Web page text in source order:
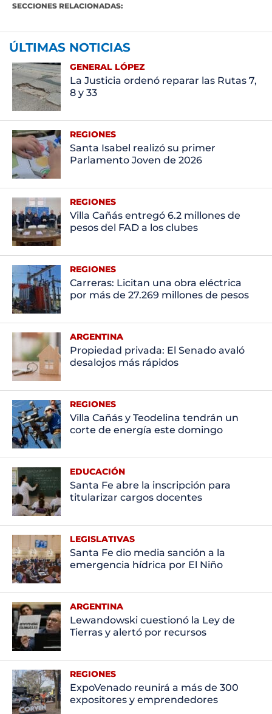
SECCIONES RELACIONADAS:
ÚLTIMAS NOTICIAS
GENERAL LÓPEZ
La Justicia ordenó reparar las Rutas 7,
8 y 33
REGIONES
Santa Isabel realizó su primer
Parlamento Joven de 2026
REGIONES
Villa Cañás entregó 6.2 millones de
pesos del FAD a los clubes
REGIONES
Carreras: Licitan una obra eléctrica
por más de 27.269 millones de pesos
ARGENTINA
Propiedad privada: El Senado avaló
desalojos más rápidos
REGIONES
Villa Cañás y Teodelina tendrán un
corte de energía este domingo
EDUCACIÓN
Santa Fe abre la inscripción para
titularizar cargos docentes
LEGISLATIVAS
Santa Fe dio media sanción a la
emergencia hídrica por El Niño
ARGENTINA
Lewandowski cuestionó la Ley de
Tierras y alertó por recursos
REGIONES
ExpoVenado reunirá a más de 300
expositores y emprendedores